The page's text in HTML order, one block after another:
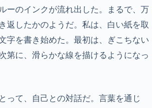
ーのインクが流れ出した。まるで、万
返したかのようだ。私は、白い紙を取
字を書き始めた。最初は、ぎこちない
第に、滑らかな線を描けるようになっ
って、自己との対話だ。言葉を通じ